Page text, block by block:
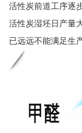
活性炭前道工序逐
活性炭湿坯日产量
已远远不能满足生